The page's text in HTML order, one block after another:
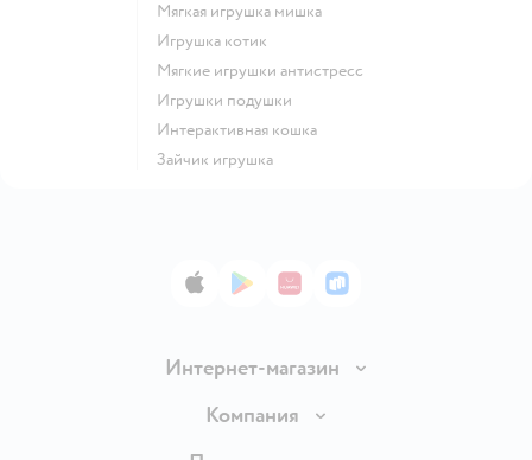
Мягкая игрушка мишка
Игрушка котик
Мягкие игрушки антистресс
Игрушки подушки
Интерактивная кошка
Зайчик игрушка
App StoreGoogle Play
AppGallery
RuStore
Интернет-магазин
Доставка и оплата
Компания